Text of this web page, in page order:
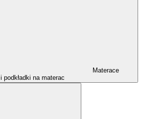
Materace
i podkładki na materac